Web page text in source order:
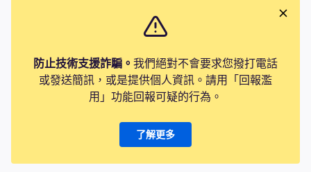
防止技術支援詐騙。 我們絕對不會要求您撥打電話
或發送簡訊，或是提供個人資訊。請用「回報濫
用」功能回報可疑的行為。
了解更多